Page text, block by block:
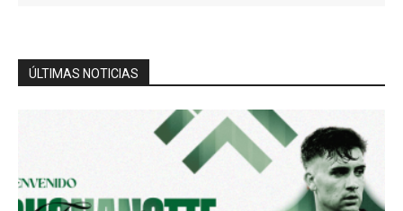
ÚLTIMAS NOTICIAS